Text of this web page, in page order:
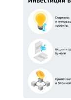
что
это